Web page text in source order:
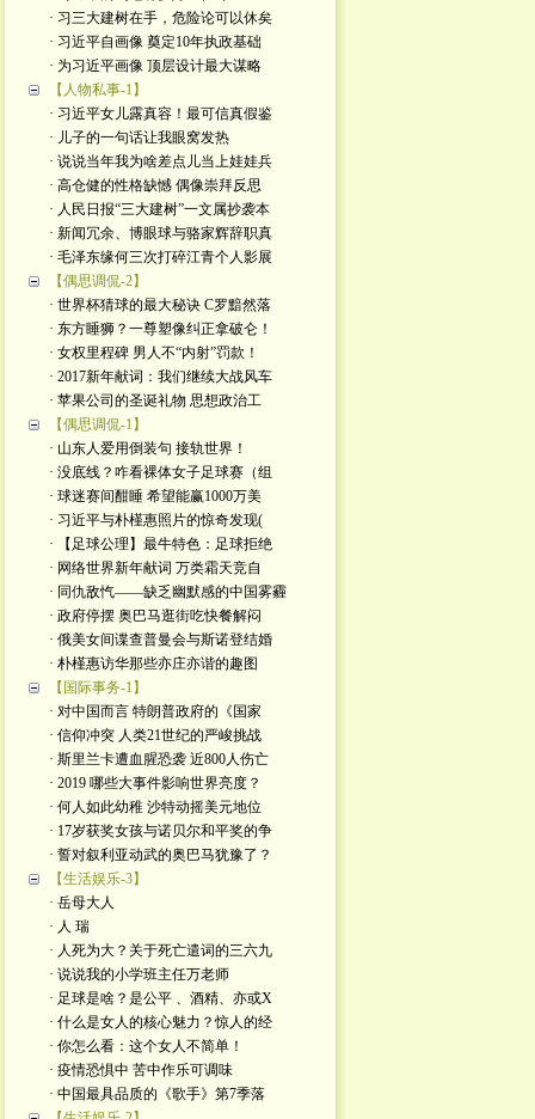
· 习三大建树在手，危险论可以休矣
· 习近平自画像 奠定10年执政基础
· 为习近平画像 顶层设计最大谋略
【人物私事-1】
· 习近平女儿露真容！最可信真假鉴
· 儿子的一句话让我眼窝发热
· 说说当年我为啥差点儿当上娃娃兵
· 高仓健的性格缺憾 偶像崇拜反思
· 人民日报“三大建树”一文属抄袭本
· 新闻冗余、博眼球与骆家辉辞职真
· 毛泽东缘何三次打碎江青个人影展
【偶思调侃-2】
· 世界杯猜球的最大秘诀 C罗黯然落
· 东方睡狮？一尊塑像纠正拿破仑！
· 女权里程碑 男人不“内射”罚款！
· 2017新年献词：我们继续大战风车
· 苹果公司的圣诞礼物 思想政治工
【偶思调侃-1】
· 山东人爱用倒装句 接轨世界！
· 没底线？咋看裸体女子足球赛（组
· 球迷赛间酣睡 希望能赢1000万美
· 习近平与朴槿惠照片的惊奇发现(
· 【足球公理】最牛特色：足球拒绝
· 网络世界新年献词 万类霜天竞自
· 同仇敌忾——缺乏幽默感的中国雾霾
· 政府停摆 奥巴马逛街吃快餐解闷
· 俄美女间谍查普曼会与斯诺登结婚
· 朴槿惠访华那些亦庄亦谐的趣图
【国际事务-1】
· 对中国而言 特朗普政府的《国家
· 信仰冲突 人类21世纪的严峻挑战
· 斯里兰卡遭血腥恐袭 近800人伤亡
· 2019 哪些大事件影响世界亮度？
· 何人如此幼稚 沙特动摇美元地位
· 17岁获奖女孩与诺贝尔和平奖的争
· 誓对叙利亚动武的奥巴马犹豫了？
【生活娱乐-3】
· 岳母大人
· 人 瑞
· 人死为大？关于死亡遣词的三六九
· 说说我的小学班主任万老师
· 足球是啥？是公平 、酒精、亦或X
· 什么是女人的核心魅力？惊人的经
· 你怎么看：这个女人不简单！
· 疫情恐惧中 苦中作乐可调味
· 中国最具品质的《歌手》第7季落